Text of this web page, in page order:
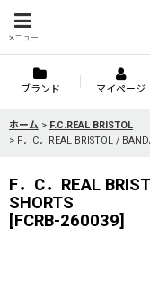
メニュー
ブランド マイページ
ホーム > F.C.REAL BRISTOL
> F．C．REAL BRISTOL /
F．C．REAL
SHORTS
[FCRB-260039]